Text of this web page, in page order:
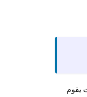
في الكويت يقوم